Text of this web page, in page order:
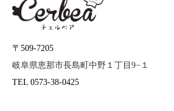
〒509-7205
岐阜県恵那市長島町中野１丁目9−１
TEL 0573-38-0425